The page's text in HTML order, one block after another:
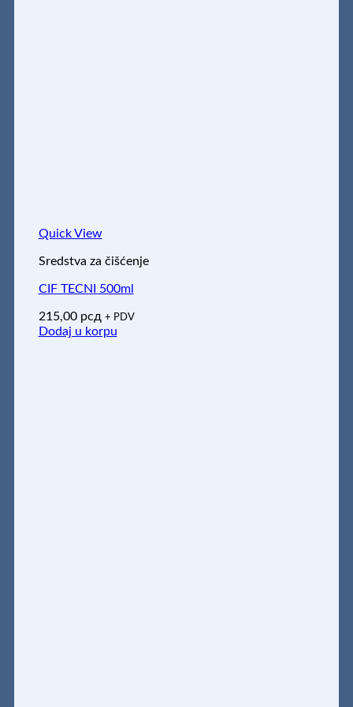
Quick View
Sredstva za čišćenje
CIF TECNI 500ml
215,00 рсд + PDV
Dodaj u korpu